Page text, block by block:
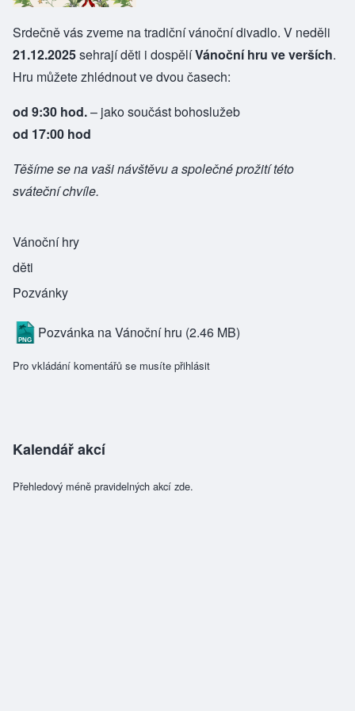
Srdečně vás zveme na tradiční vánoční divadlo. V neděli
21.12.2025sehrají děti i dospělíVánoční hru ve verších.
Hru můžete zhlédnout ve dvou časech:
od 9:30 hod.– jako součást bohoslužeb
od 17:00 hod
Těšíme se na vaši návštěvu a společné prožití této
sváteční chvíle.
Vánoční hry
děti
Pozvánky
Pozvánka na Vánoční hru (2.46 MB)
Pro vkládání komentářů se musíte přihlásit
Kalendář akcí
Přehledový méně pravidelných akcí zde.